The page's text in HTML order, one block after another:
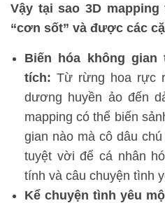
Vậy tại sao 3D
“cơn sốt” và được các
Biến hóa không
tích: Từ rừng hoa rực
dương huyền ảo đến
mapping có thể biến
gian nào mà cô dâu
tuyệt vời để cá nhân
tính và câu chuyện tình
Kể chuyện tình yêu